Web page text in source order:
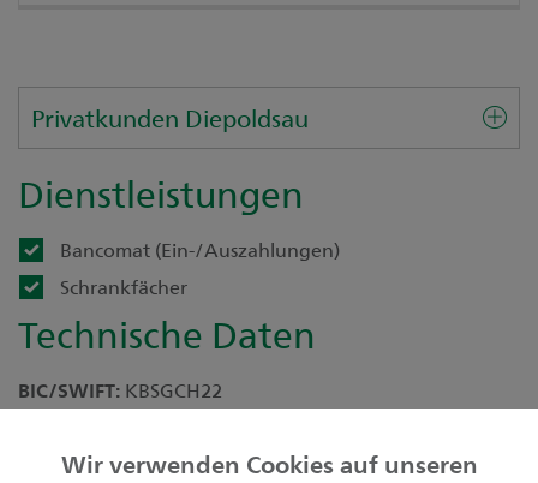
Privatkunden Diepoldsau
Dienstleistungen
Bancomat (Ein-/Auszahlungen)
Schrankfächer
Technische Daten
BIC/SWIFT: KBSGCH22
Wir verwenden Cookies auf unseren